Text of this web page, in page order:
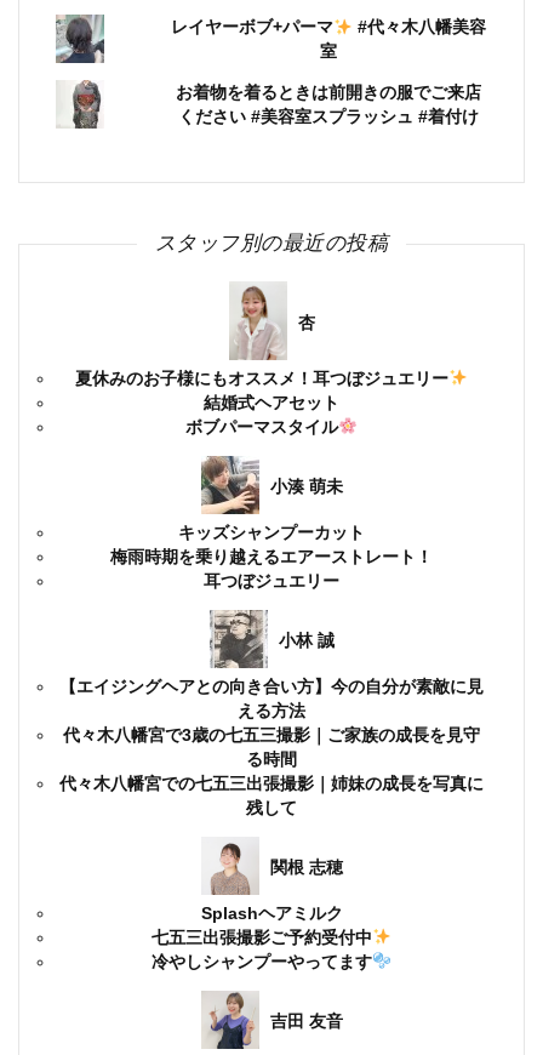
レイヤーボブ+パーマ
#代々木八幡美容
室
お着物を着るときは前開きの服でご来店
ください #美容室スプラッシュ #着付け
スタッフ別の最近の投稿
杏
夏休みのお子様にもオススメ！耳つぼジュエリー
結婚式ヘアセット
ボブパーマスタイル
小湊 萌未
キッズシャンプーカット
梅雨時期を乗り越えるエアーストレート！
耳つぼジュエリー
小林 誠
【エイジングヘアとの向き合い方】今の自分が素敵に見
える方法
代々木八幡宮で3歳の七五三撮影｜ご家族の成長を見守
る時間
代々木八幡宮での七五三出張撮影｜姉妹の成長を写真に
残して
関根 志穂
Splashヘアミルク
七五三出張撮影ご予約受付中
冷やしシャンプーやってます
吉田 友音